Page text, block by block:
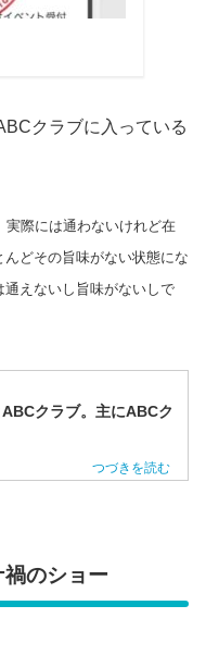
クラブに入っている
実際には通わないけれど在
どその旨味がない状態にな
えないし旨味がないしで
クラブ。主にABCク
のショー